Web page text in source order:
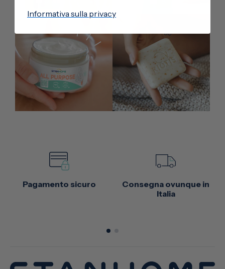
Pagamento sicuro
Consegna ovunque in
Italia
Informativa sulla privacy